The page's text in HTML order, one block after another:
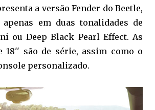
a versão Fender do Beetle,
em duas tonalidades de
ou Deep Black Pearl Effect. As
18'' são de série, assim como o
personalizado.